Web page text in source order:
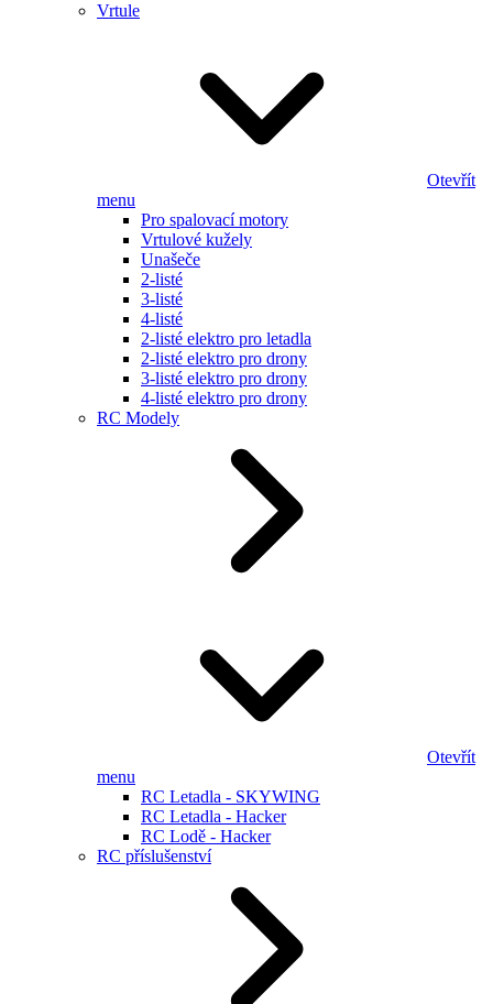
Vrtule
Otevřít
menu
Pro spalovací motory
Vrtulové kužely
Unašeče
2-listé
3-listé
4-listé
2-listé elektro pro letadla
2-listé elektro pro drony
3-listé elektro pro drony
4-listé elektro pro drony
RC Modely
Otevřít
menu
RC Letadla - SKYWING
RC Letadla - Hacker
RC Lodě - Hacker
RC příslušenství